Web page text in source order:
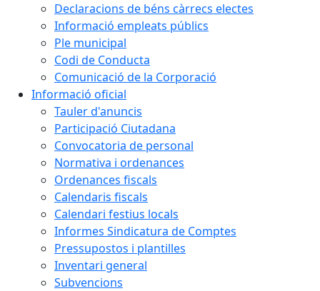
Declaracions de béns càrrecs electes
Informació empleats públics
Ple municipal
Codi de Conducta
Comunicació de la Corporació
Informació oficial
Tauler d'anuncis
Participació Ciutadana
Convocatoria de personal
Normativa i ordenances
Ordenances fiscals
Calendaris fiscals
Calendari festius locals
Informes Sindicatura de Comptes
Pressupostos i plantilles
Inventari general
Subvencions